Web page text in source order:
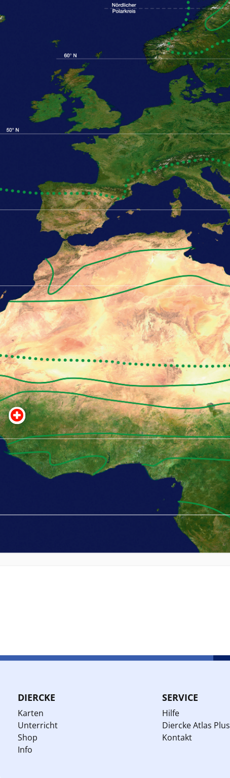
DIERCKE
Karten
Unterricht
Shop
Info
SERVICE
Hilfe
Diercke Atlas Plus
Kontakt